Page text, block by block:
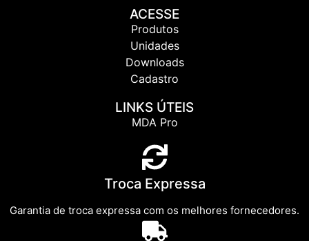
ACESSE
Produtos
Unidades
Downloads
Cadastro
LINKS ÚTEIS
MDA Pro
Troca Expressa
Garantia de troca expressa com os melhores fornecedores.